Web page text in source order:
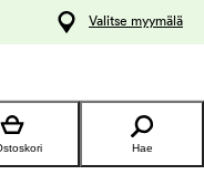
Valitse myymälä
Hae